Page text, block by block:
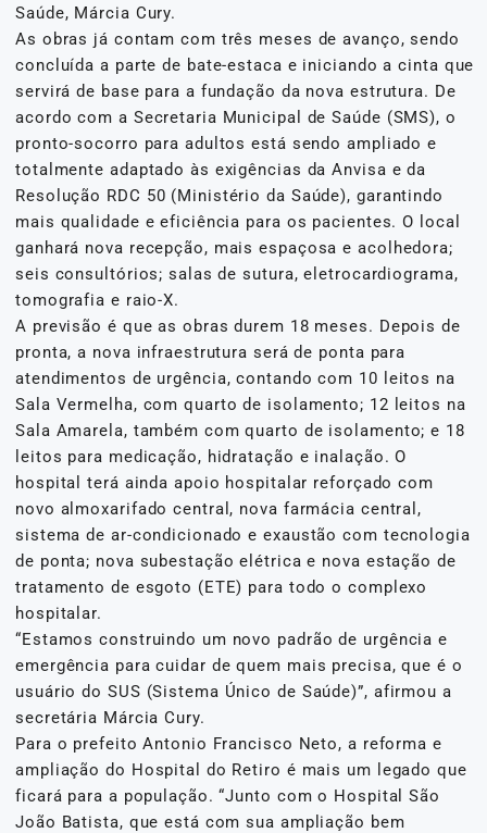
Saúde, Márcia Cury.
As obras já contam com três meses de avanço, sendo
concluída a parte de bate-estaca e iniciando a cinta que
servirá de base para a fundação da nova estrutura. De
acordo com a Secretaria Municipal de Saúde (SMS), o
pronto-socorro para adultos está sendo ampliado e
totalmente adaptado às exigências da Anvisa e da
Resolução RDC 50 (Ministério da Saúde), garantindo
mais qualidade e eficiência para os pacientes. O local
ganhará nova recepção, mais espaçosa e acolhedora;
seis consultórios; salas de sutura, eletrocardiograma,
tomografia e raio-X.
A previsão é que as obras durem 18 meses. Depois de
pronta, a nova infraestrutura será de ponta para
atendimentos de urgência, contando com 10 leitos na
Sala Vermelha, com quarto de isolamento; 12 leitos na
Sala Amarela, também com quarto de isolamento; e 18
leitos para medicação, hidratação e inalação. O
hospital terá ainda apoio hospitalar reforçado com
novo almoxarifado central, nova farmácia central,
sistema de ar-condicionado e exaustão com tecnologia
de ponta; nova subestação elétrica e nova estação de
tratamento de esgoto (ETE) para todo o complexo
hospitalar.
“Estamos construindo um novo padrão de urgência e
emergência para cuidar de quem mais precisa, que é o
usuário do SUS (Sistema Único de Saúde)”, afirmou a
secretária Márcia Cury.
Para o prefeito Antonio Francisco Neto, a reforma e
ampliação do Hospital do Retiro é mais um legado que
ficará para a população. “Junto com o Hospital São
João Batista, que está com sua ampliação bem